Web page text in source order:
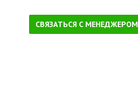
СВЯЗАТЬСЯ С МЕНЕДЖЕРОМ